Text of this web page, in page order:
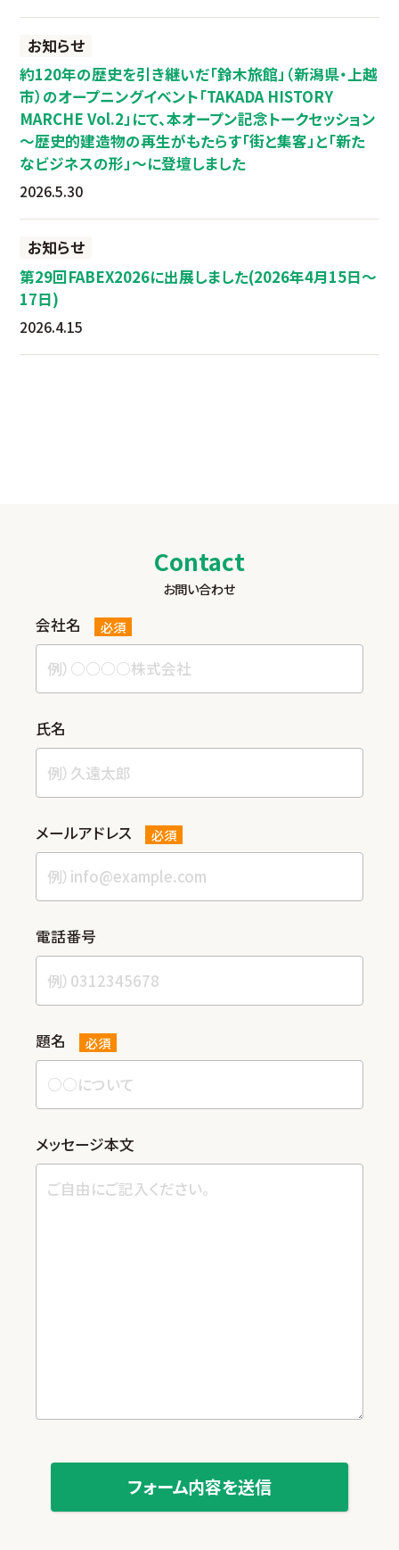
お知らせ
約120年の歴史を引き継いだ「鈴木旅館」（新潟県・上越
市）のオープニングイベント「TAKADA HISTORY
MARCHE Vol.2」にて、本オープン記念トークセッション
～歴史的建造物の再生がもたらす「街と集客」と「新た
なビジネスの形」～に登壇しました
2026.5.30
お知らせ
第29回FABEX2026に出展しました(2026年4月15日～
17日)
2026.4.15
Contact
お問い合わせ
会社名 必須
⽒名
メールアドレス 必須
電話番号
題名 必須
メッセージ本⽂